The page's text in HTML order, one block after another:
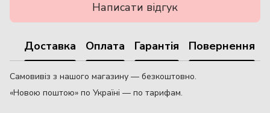
Написати відгук
Доставка Оплата Гарантія Повернення
Самовивіз з нашого магазину — безкоштовно.
«Новою поштою» по Україні — по тарифам.